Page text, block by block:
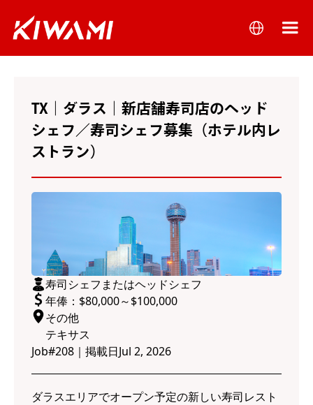
TX｜ダラス｜新店舗寿司店のヘッド
シェフ／寿司シェフ募集（ホテル内レ
ストラン）
寿司シェフまたはヘッドシェフ
年俸：$80,000～$100,000
その他
テキサス
Job#208 ｜ 掲載日Jul 2, 2026
ダラスエリアでオープン予定の新しい寿司レスト